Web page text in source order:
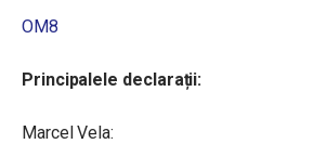
OM8
Principalele declarații:
Marcel Vela: